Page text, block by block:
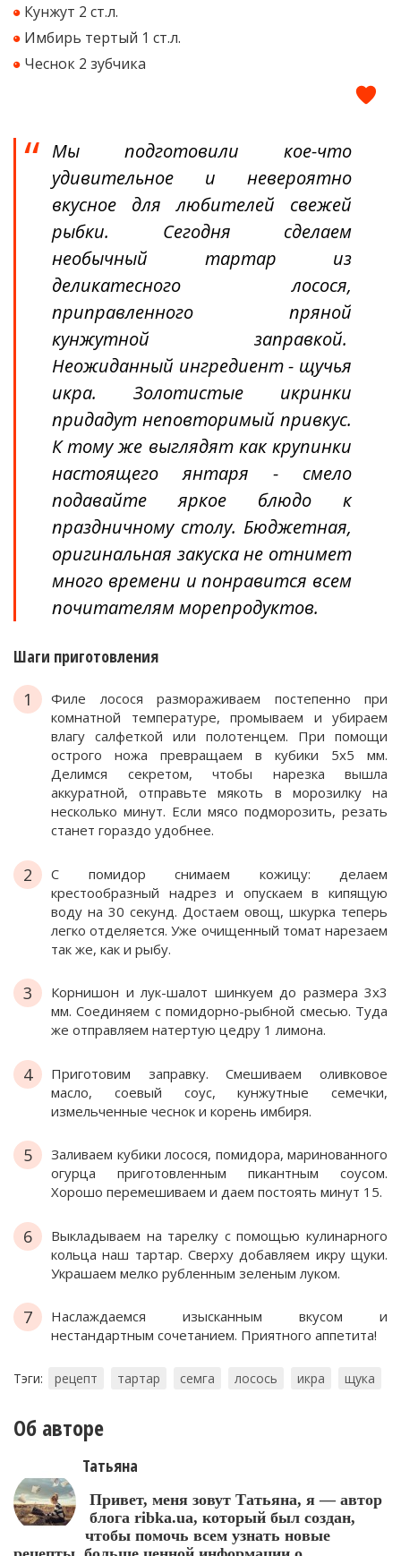
Кунжут 2 ст.л.
Имбирь тертый 1 ст.л.
Чеснок 2 зубчика
Мы подготовили кое-что
удивительное и невероятно
вкусное для любителей свежей
рыбки. Сегодня сделаем
необычный тартар из
деликатесного лосося,
приправленного пряной
кунжутной заправкой.
Неожиданный ингредиент - щучья
икра. Золотистые икринки
придадут неповторимый привкус.
К тому же выглядят как крупинки
настоящего янтаря - смело
подавайте яркое блюдо к
праздничному столу. Бюджетная,
оригинальная закуска не отнимет
много времени и понравится всем
почитателям морепродуктов.
Шаги приготовления
1
Филе лосося размораживаем постепенно при
комнатной температуре, промываем и убираем
влагу салфеткой или полотенцем. При помощи
острого ножа превращаем в кубики 5х5 мм.
Делимся секретом, чтобы нарезка вышла
аккуратной, отправьте мякоть в морозилку на
несколько минут. Если мясо подморозить, резать
станет гораздо удобнее.
2
С помидор снимаем кожицу: делаем
крестообразный надрез и опускаем в кипящую
воду на 30 секунд. Достаем овощ, шкурка теперь
легко отделяется. Уже очищенный томат нарезаем
так же, как и рыбу.
3
Корнишон и лук-шалот шинкуем до размера 3х3
мм. Соединяем с помидорно-рыбной смесью. Туда
же отправляем натертую цедру 1 лимона.
4
Приготовим заправку. Смешиваем оливковое
масло, соевый соус, кунжутные семечки,
измельченные чеснок и корень имбиря.
5
Заливаем кубики лосося, помидора, маринованного
огурца приготовленным пикантным соусом.
Хорошо перемешиваем и даем постоять минут 15.
6
Выкладываем на тарелку с помощью кулинарного
кольца наш тартар. Сверху добавляем икру щуки.
Украшаем мелко рубленным зеленым луком.
7
Наслаждаемся изысканным вкусом и
нестандартным сочетанием. Приятного аппетита!
Тэги: рецепт тартар семга лосось икра щука
Об авторе
Татьяна
Привет, меня зовут Татьяна, я — автор
блога ribka.ua, который был создан,
чтобы помочь всем узнать новые